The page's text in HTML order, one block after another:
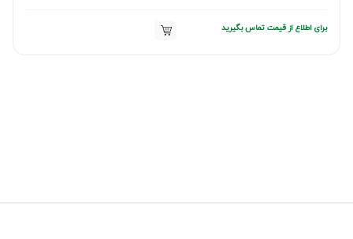
برای اطلاع از قیمت تماس بگیرید